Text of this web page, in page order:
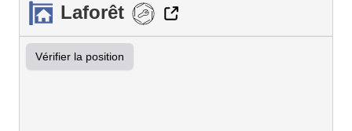
Laforêt
Vérifier la position